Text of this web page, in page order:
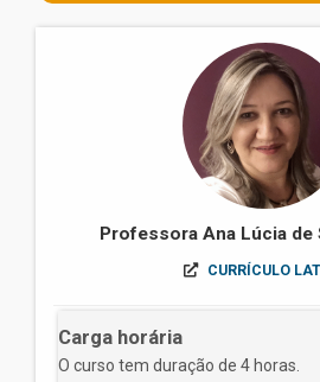
Professora Ana Lúcia de
CURRÍCULO
Carga horária
O curso tem duração de 4 horas.